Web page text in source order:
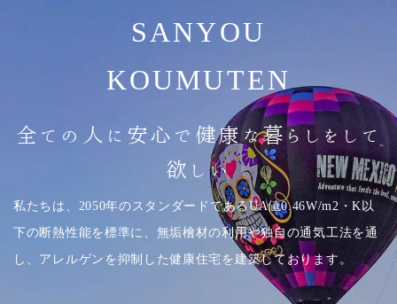
SANYOU
KOUMUTEN
全ての人に安心で健康な暮らしをして
欲しい
私たちは、2050年のスタンダードであるUA値0.46W/m2・K以
下の断熱性能を標準に、無垢檜材の利用や独自の通気工法を通
し、アレルゲンを抑制した健康住宅を建築しております。